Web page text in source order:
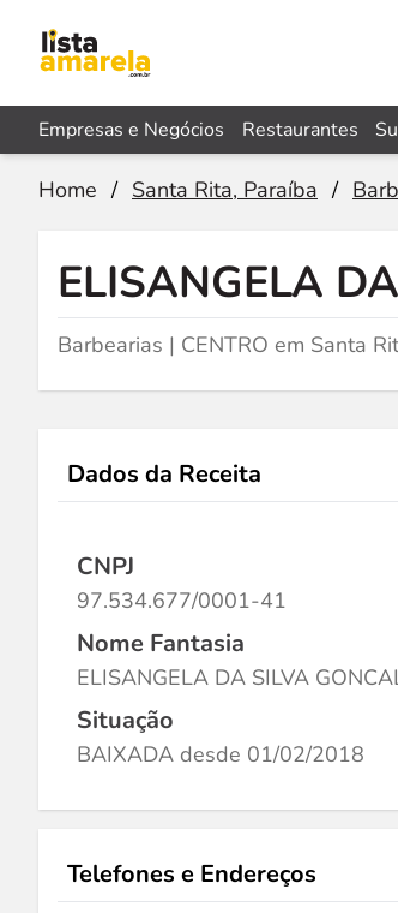
Empresas e Negócios Restaurantes
Home / Santa Rita, Paraíba /
ELISANGELA
Barbearias | CENTRO em Santa
Dados da Receita
CNPJ
97.534.677/0001-41
Nome Fantasia
ELISANGELA DA SILVA
Situação
BAIXADA desde 01/02/2018
Telefones e Endereços